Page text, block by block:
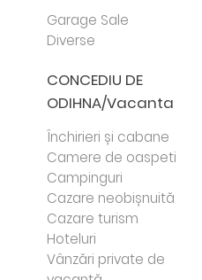
Garage Sale
Diverse
CONCEDIU DE
ODIHNA/Vacanta
Închirieri și cabane
Camere de oaspeti
Campinguri
Cazare neobișnuită
Cazare turism
Hoteluri
Vânzări private de